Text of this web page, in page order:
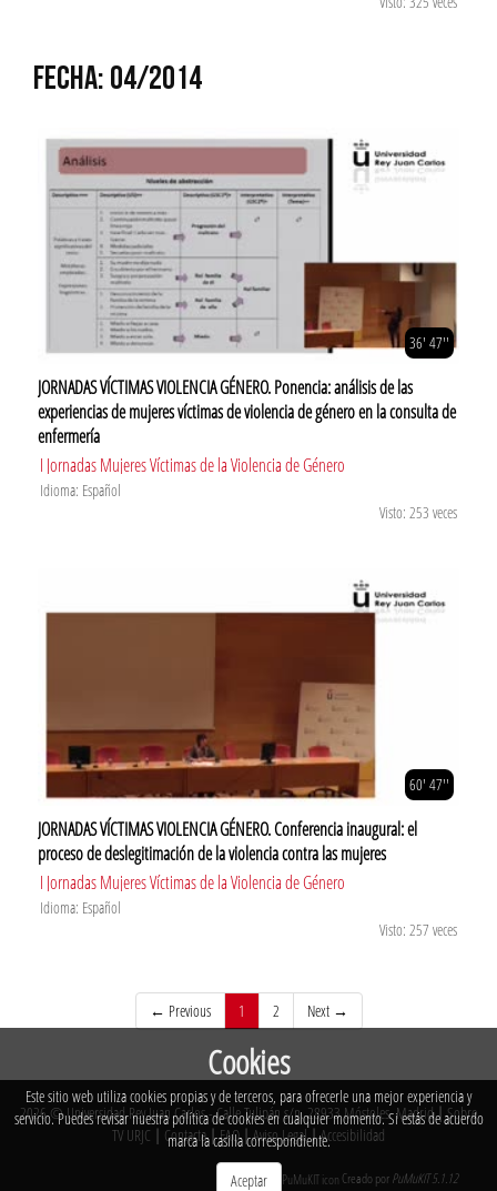
FECHA: 04/2014
36' 47''
JORNADAS VÍCTIMAS VIOLENCIA GÉNERO. Ponencia: análisis de las
experiencias de mujeres víctimas de violencia de género en la consulta de
enfermería
I Jornadas Mujeres Víctimas de la Violencia de Género
Idioma: Español
Visto: 253 veces
60' 47''
JORNADAS VÍCTIMAS VIOLENCIA GÉNERO. Conferencia inaugural: el
proceso de deslegitimación de la violencia contra las mujeres
I Jornadas Mujeres Víctimas de la Violencia de Género
Idioma: Español
Visto: 257 veces
← Previous 1 (current)
2 Next →
2026 © Universidad Rey Juan Carlos - Calle Tulipán s/n. 28933 Móstoles. Madrid| Sobre
TV URJC | Contacta |FAQ |Aviso Legal|Accesibilidad
Creado porPuMuKIT 5.1.12
Cookies
Este sitio web utiliza cookies propias y de terceros, para ofrecerle una mejor experiencia y
servicio. Puedes revisar nuestra política de cookies en cualquier momento. Si estás de acuerdo
marca la casilla correspondiente.
Aceptar